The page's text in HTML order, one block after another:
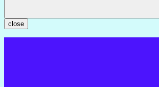
close